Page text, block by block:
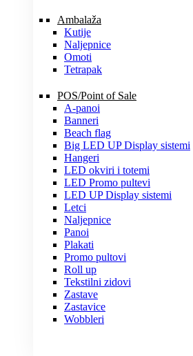
Ambalaža
Kutije
Naljepnice
Omoti
Tetrapak
POS/Point of Sale
A-panoi
Banneri
Beach flag
Big LED UP Display sistemi
Hangeri
LED okviri i totemi
LED Promo pultevi
LED UP Display sistemi
Letci
Naljepnice
Panoi
Plakati
Promo pultovi
Roll up
Tekstilni zidovi
Zastave
Zastavice
Wobbleri